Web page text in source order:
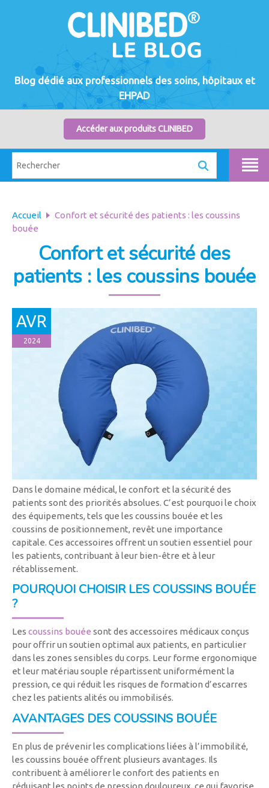
Accéder aux produits CLINIBED
Blog dédié aux professionnels des soins, hôpitaux et
EHPAD
Accueil
Confort et sécurité des patients : les coussins
bouée
Confort et sécurité des
patients : les coussins bouée
AVR
2024
Dans le domaine médical, le confort et la sécurité des
patients sont des priorités absolues. C’est pourquoi le choix
des équipements, tels que les coussins bouée et les
coussins de positionnement, revêt une importance
capitale. Ces accessoires offrent un soutien essentiel pour
les patients, contribuant à leur bien-être et à leur
rétablissement.
POURQUOI CHOISIR LES COUSSINS BOUÉE
?
Les coussins bouée sont des accessoires médicaux conçus
pour offrir un soutien optimal aux patients, en particulier
dans les zones sensibles du corps. Leur forme ergonomique
et leur matériau souple répartissent uniformément la
pression, ce qui réduit les risques de formation d’escarres
chez les patients alités ou immobilisés.
AVANTAGES DES COUSSINS BOUÉE
En plus de prévenir les complications liées à l’immobilité,
les coussins bouée offrent plusieurs avantages. Ils
contribuent à améliorer le confort des patients en
réduisant les points de pression douloureux, ce qui favorise